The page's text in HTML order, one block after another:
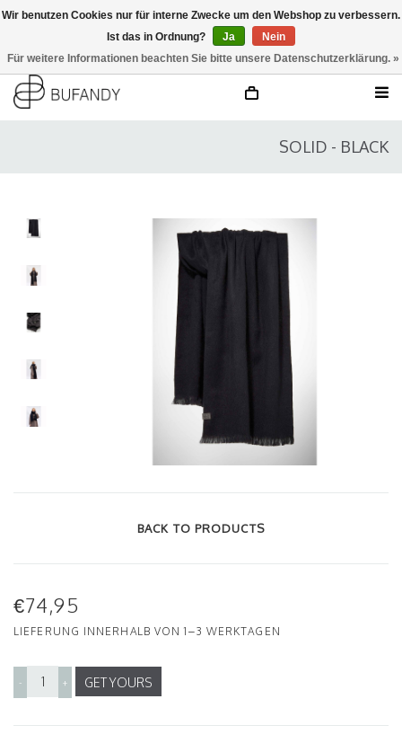
SOLID - BLACK
BACK TO PRODUCTS
€74,95
LIEFERUNG INNERHALB VON 1–3 WERKTAGEN
- + GET YOURS
Wir benutzen Cookies nur für interne Zwecke um den Webshop zu verbessern.
Ist das in Ordnung?
Ja
Nein
Für weitere Informationen beachten Sie bitte unsere Datenschutzerklärung. »